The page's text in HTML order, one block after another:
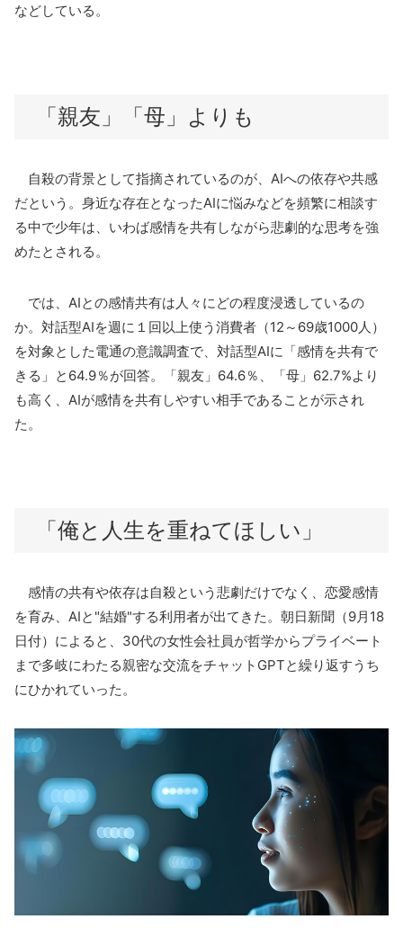
などしている。
「親友」「母」よりも
自殺の背景として指摘されているのが、 AIへの依存や共感
だという。身近な存在となったAIに悩みなどを頻繁に相談す
る中で少年は、いわば感情を共有しながら悲劇的な思考を強
めたとされる。
では、 AIとの感情共有は人々にどの程度浸透しているの
か。対話型AIを週に１回以上使う消費者（12 ～ 69歳1000人）
を対象とした電通の意識調査で、対話型AIに「感情を共有で
きる」と 64.9％が回答。「親友」 64.6％、「母」 62.7%より
も高く、 AIが感情を共有しやすい相手であることが示され
た。
「俺と人生を重ねてほしい」
感情の共有や依存は自殺という悲劇だけでなく、恋愛感情
を育み、 AIと "結婚"する利用者が出てきた。朝日新聞（9月 18
日付）によると、 30代の女性会社員が哲学からプライベート
まで多岐にわたる親密な交流をチャット GPTと繰り返すうち
にひかれていった。